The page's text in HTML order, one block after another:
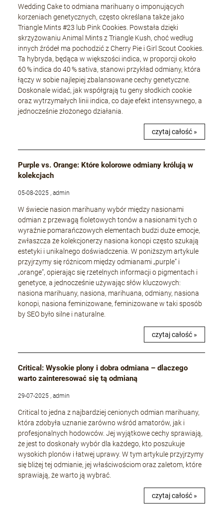
Wedding Cake to odmiana marihuany o imponujących
korzeniach genetycznych, często określana także jako
Triangle Mints #23 lub Pink Cookies. Powstała dzięki
skrzyżowaniu Animal Mints z Triangle Kush, choć według
innych źródeł ma pochodzić z Cherry Pie i Girl Scout Cookies.
Ta hybryda, będąca w większości indica, w proporcji około
60 % indica do 40 % sativa, stanowi przykład odmiany, która
łączy w sobie najlepiej zbalansowane cechy genetyczne.
Doskonale widać, jak współgrają tu geny słodkich cookie
oraz wytrzymałych linii indica, co daje efekt intensywnego, a
jednocześnie złożonego działania.
czytaj całość »
Purple vs. Orange: Które kolorowe odmiany królują w
kolekcjach
05-08-2025 , admin
W świecie nasion marihuany wybór między nasionami
odmian z przewagą fioletowych tonów a nasionami tych o
wyraźnie pomarańczowych elementach budzi duże emocje,
zwłaszcza że kolekcjonerzy nasiona konopi często szukają
estetyki i unikalnego doświadczenia. W poniższym artykule
przyjrzymy się różnicom między odmianami „purple” i
„orange”, opierając się rzetelnych informacji o pigmentach i
genetyce, a jednocześnie używając słów kluczowych:
nasiona marihuany, nasiona, marihuana, odmiany, nasiona
konopi, nasiona feminizowane, feminizowane w taki sposób
by SEO było silne i naturalne.
czytaj całość »
Critical: Wysokie plony i dobra odmiana – dlaczego
warto zainteresować się tą odmianą
29-07-2025 , admin
Critical to jedna z najbardziej cenionych odmian marihuany,
która zdobyła uznanie zarówno wśród amatorów, jak i
profesjonalnych hodowców. Jej wyjątkowe cechy sprawiają,
że jest to doskonały wybór dla każdego, kto poszukuje
wysokich plonów i łatwej uprawy. W tym artykule przyjrzymy
się bliżej tej odmianie, jej właściwościom oraz zaletom, które
sprawiają, że warto ją wybrać.
czytaj całość »